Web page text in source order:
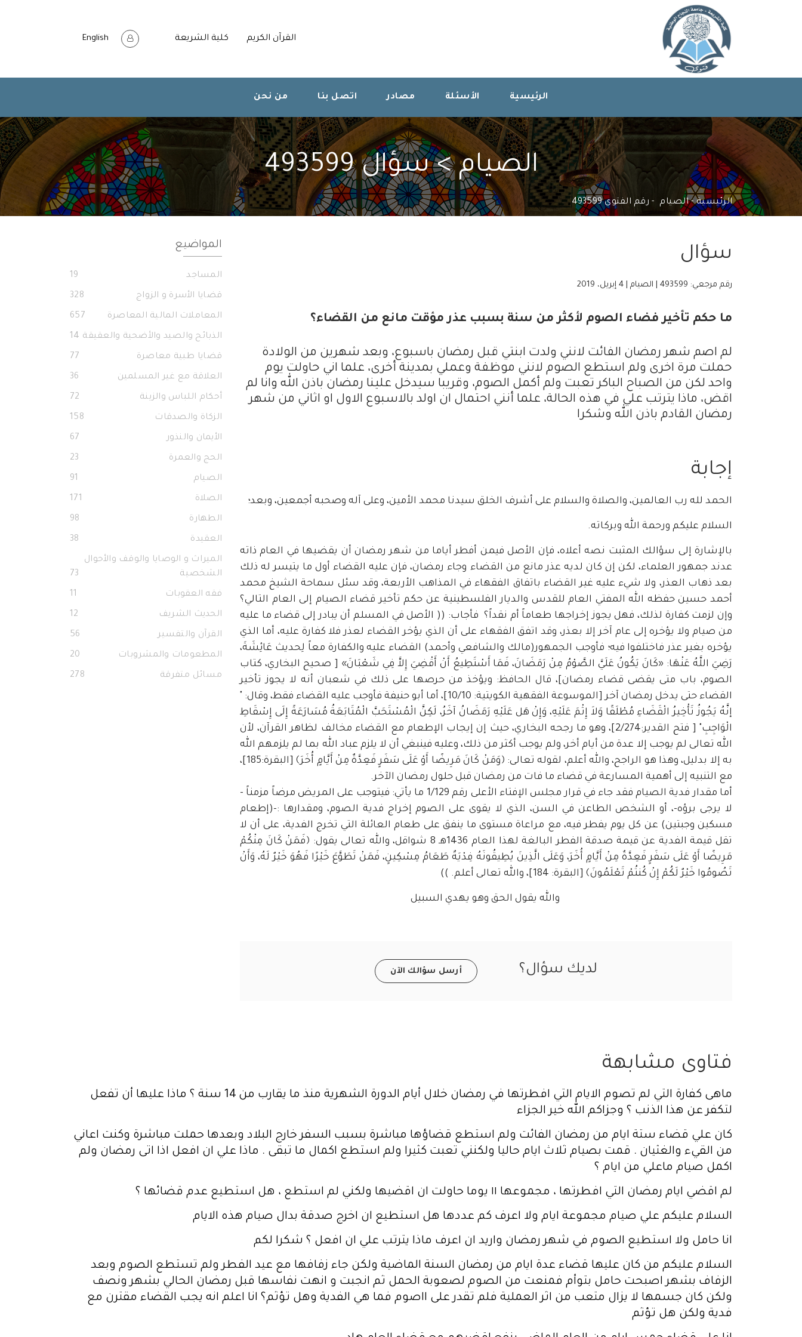
القرآن الكريم كلية الشريعة English
الرئيسية الأسئلة مصادر اتصل بنا من نحن
الصيام > سؤال 493599
الرئيسية الصيام رقم الفتوى 493599
سؤال
رقم مرجعي: 493599 | الصيام | 4 إبريل، 2019
ما حكم تأخير فضاء الصوم لأكثر من سنة بسبب عذر مؤقت مانع من القضاء؟
لم اصم شهر رمضان الفائت لانني ولدت ابنتي قبل رمضان باسبوع، وبعد شهرين من الولادة
حملت مرة اخرى ولم استطع الصوم لانني موظفة وعملي بمدينة أخرى، علما اني حاولت يوم
واحد لكن من الصباح الباكر تعبت ولم أكمل الصوم، وقريبا سيدخل علينا رمضان باذن الله وانا لم
اقض، ماذا يترتب علي في هذه الحالة، علما أنني احتمال ان اولد بالاسبوع الاول او اثاني من شهر
رمضان القادم باذن الله وشكرا
إجابة
الحمد لله رب العالمين، والصلاة والسلام على أشرف الخلق سيدنا محمد الأمين، وعلى آله وصحبه أجمعين، وبعد؛
السلام عليكم ورحمة الله وبركاته.
بالإشارة إلى سؤالك المثبت نصه أعلاه، فإن الأصل فيمن أفطر أياما من شهر رمضان أن يقضيها في العام ذاته
عدند جمهور العلماء، لكن إن كان لديه عذر مانع من القضاء وجاء رمضان، فإن عليه القضاء أول ما يتيسر له ذلك
بعد ذهاب العذر، ولا شيء عليه غير القضاء باتفاق الفقهاء في المذاهب الأربعة، وقد سئل سماحة الشيخ محمد
أحمد حسين حفظه الله المفتي العام للقدس والديار الفلسطينية عن حكم تأخير قضاء الصيام إلى العام التالي؟
وإن لزمت كفارة لذلك، فهل يجوز إخراجها طعاماً أم نقداً؟ فأجاب: (( الأصل في المسلم أن يبادر إلى قضاء ما عليه
من صيام ولا يؤخره إلى عام آخر إلا بعذر، وقد اتفق الفقهاء على أن الذي يؤخر القضاء لعذر فلا كفارة عليه، أما الذي
يؤخره بغير عذر فاختلفوا فيه؛ فأوجب الجمهور(مالك والشافعي وأحمد) القضاء عليه والكفارة معاً لِحديث عَائِشَةَ،
رَضِيَ اللَّهُ عَنْهَا: «كَانَ يَكُونُ عَلَيَّ الصَّوْمُ مِنْ رَمَضَانَ، فَمَا أَسْتَطِيعُ أَنْ أَقْضِيَ إِلاَّ فِي شَعْبَانَ» [ صحيح البخاري، كتاب
الصوم، باب متى يقضى قضاء رمضان]، قال الحافظ: ويؤخذ من حرصها على ذلك في شعبان أنه لا يجوز تأخير
القضاء حتى يدخل رمضان آخر [الموسوعة الفقهية الكويتية: 10/10]، أما أبو حنيفة فأوجب عليه القضاء فقط، وقال: "
إنَّهُ يَجُوزُ تَأْخِيرُ الْقَضَاءِ مُطْلَقًا وَلاَ إِثْمَ عَلَيْهِ، وَإِنْ هَل عَلَيْهِ رَمَضَانُ آخَرُ، لَكِنَّ الْمُسْتَحَبَّ الْمُتَابَعَةُ مُسَارَعَةً إِلَى إِسْقَاطِ
الْوَاجِبِ" [ فتح القدير:2/274]، وهو ما رجحه البخاري، حيث إن إيجاب الإطعام مع القضاء مخالف لظاهر القرآن، لأن
الله تعالى لم يوجب إلا عدة من أيام أخر، ولم يوجب أكثر من ذلك، وعليه فينبغي أن لا يلزم عباد الله بما لم يلزمهم الله
به إلا بدليل، وهذا هو الراجح، والله أعلم، لقوله تعالى: ﴿وَمَنْ كَانَ مَرِيضًا أَوْ عَلَى سَفَرٍ فَعِدَّةٌ مِنْ أَيَّامٍ أُخَرَ﴾ [البقرة:185]،
مع التنبيه إلى أهمية المسارعة في قضاء ما فات من رمضان قبل حلول رمضان الآخر.
أما مقدار فدية الصيام فقد جاء في قرار مجلس الإفتاء الأعلى رقم 1/129 ما يأتي: فيتوجب على المريض مرضاً مزمناً -
لا يرجى برؤه-، أو الشخص الطاعن في السن، الذي لا يقوى على الصوم إخراج فدية الصوم، ومقدارها :-(إطعام
مسكين وجبتين) عن كل يوم يفطر فيه، مع مراعاة مستوى ما ينفق على طعام العائلة التي تخرج الفدية، على أن لا
تقل قيمة الفدية عن قيمة صدقة الفطر البالغة لهذا العام 1436هـ 8 شواقل، والله تعالى يقول: ﴿فَمَنْ كَانَ مِنْكُمْ
مَرِيضًا أَوْ عَلَى سَفَرٍ فَعِدَّةٌ مِنْ أَيَّامٍ أُخَرَ، وَعَلَى الَّذِينَ يُطِيقُونَهُ فِدْيَةٌ طَعَامُ مِسْكِينٍ، فَمَنْ تَطَوَّعَ خَيْرًا فَهُوَ خَيْرٌ لَهُ، وَأَنْ
تَصُومُوا خَيْرٌ لَكُمْ إِنْ كُنتُمْ تَعْلَمُونَ﴾ [البقرة: 184]، والله تعالى أعلم. ))
والله يقول الحق وهو يهدي السبيل
لديك سؤال؟ أرسل سؤالك الآن
المواضيع
المساجد 19
قضايا الأسرة و الزواج 328
المعاملات المالية المعاصرة 657
الذبائح والصيد والأضحية والعقيقة 14
قضايا طبية معاصرة 77
العلاقة مع غير المسلمين 36
أحكام اللباس والزينة 72
الزكاة والصدقات 158
الأيمان والنذور 67
الحج والعمرة 23
الصيام 91
الصلاة 171
الطهارة 98
العقيدة 38
الميراث و الوصايا والوقف والأحوال
الشخصية
73
فقه العقوبات 11
الحديث الشريف 12
القرآن والتفسير 56
المطعومات والمشروبات 20
مسائل متفرقة 278
فتاوى مشابهة
ماهى كفارة التي لم تصوم الايام التي افطرتها في رمضان خلال أيام الدورة الشهرية منذ ما يقارب من 14 سنة ؟ ماذا عليها أن تفعل
لتكفر عن هذا الذنب ؟ وجزاكم الله خير الجزاء
كان علي قضاء ستة ايام من رمضان الفائت ولم استطع قضاؤها مباشرة بسبب السفر خارج البلاد وبعدها حملت مباشرة وكنت اعاني
من القيء والغثيان . قمت بصيام ثلاث ايام حاليا ولكنني تعبت كثيرا ولم استطع اكمال ما تبقى . ماذا علي ان افعل اذا اتى رمضان ولم
اكمل صيام ماعلي من ايام ؟
لم اقضي ايام رمضان التي افطرتها ، مجموعها ١١ يوما حاولت ان اقضيها ولكني لم استطع ، هل استطيع عدم قضائها ؟
السلام عليكم علي صيام مجموعة ايام ولا اعرف كم عددها هل استطيع ان اخرج صدقة بدال صيام هذه الايام
انا حامل ولا استطيع الصوم في شهر رمضان واريد ان اعرف ماذا يترتب علي ان افعل ؟ شكرا لكم
السلام عليكم من كان عليها قضاء عدة ايام من رمضان السنة الماضية ولكن جاء زفافها مع عيد الفطر ولم تستطع الصوم وبعد
الزفاف بشهر اصبحت حامل بتوأم فمنعت من الصوم لصعوبة الحمل ثم انجبت و انهت نفاسها قبل رمضان الحالي بشهر ونصف
ولكن كان جسمها لا يزال متعب من اثر العملية فلم تقدر على ااصوم فما هي الفدية وهل تؤثم؟ انا اعلم انه يجب القضاء مقترن مع
فدية ولكن هل تؤثم